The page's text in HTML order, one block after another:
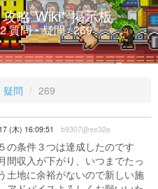
略 Wiki* 掲示板
質問・疑問 / 269
疑問 269
(木) 16:09:51 b9307@ee32e
の条件３つは達成したのです
間収入が下がり、いつまでたっ
土地に余裕がないので新しい施